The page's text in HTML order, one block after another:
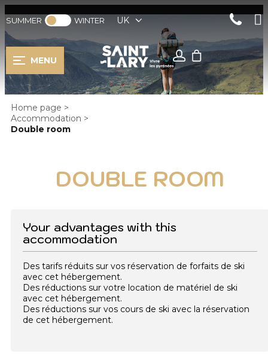
SUMMER WINTER UK
MENU
Home page >
Accommodation >
Double room
DOUBLE ROOM
Your advantages with this
accommodation
Des tarifs réduits sur vos réservation de forfaits de ski
avec cet hébergement.
Des réductions sur votre location de matériel de ski
avec cet hébergement.
Des réductions sur vos cours de ski avec la réservation
de cet hébergement.